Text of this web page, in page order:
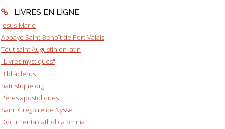
LIVRES EN LIGNE
Jésus-Marie
Abbaye Saint-Benoît de Port-Valais
Tout saint Augustin en latin
"Livres mystiques"
Bibliaclerus
patristique.org
Pères apostoliques
Saint Grégoire de Nysse
Documenta catholica omnia